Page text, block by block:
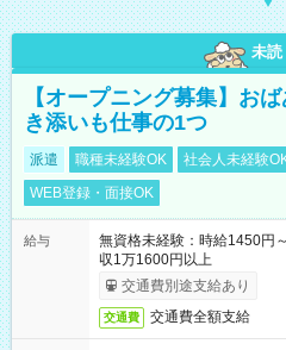
未読
【オープニング募集】お
き添いも仕事の1つ
派遣 職種未経験OK 社会人未経験
WEB登録・面接OK
給与
無資格未経験：時給1450
収1万1600円以上
交通費別途支給あり
交通費 交通費全額支給